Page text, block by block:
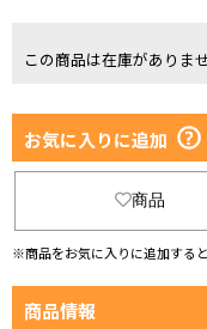
この商品は在庫がありませ
お気に入りに追加
商品
※商品をお気に入りに追加する
商品情報